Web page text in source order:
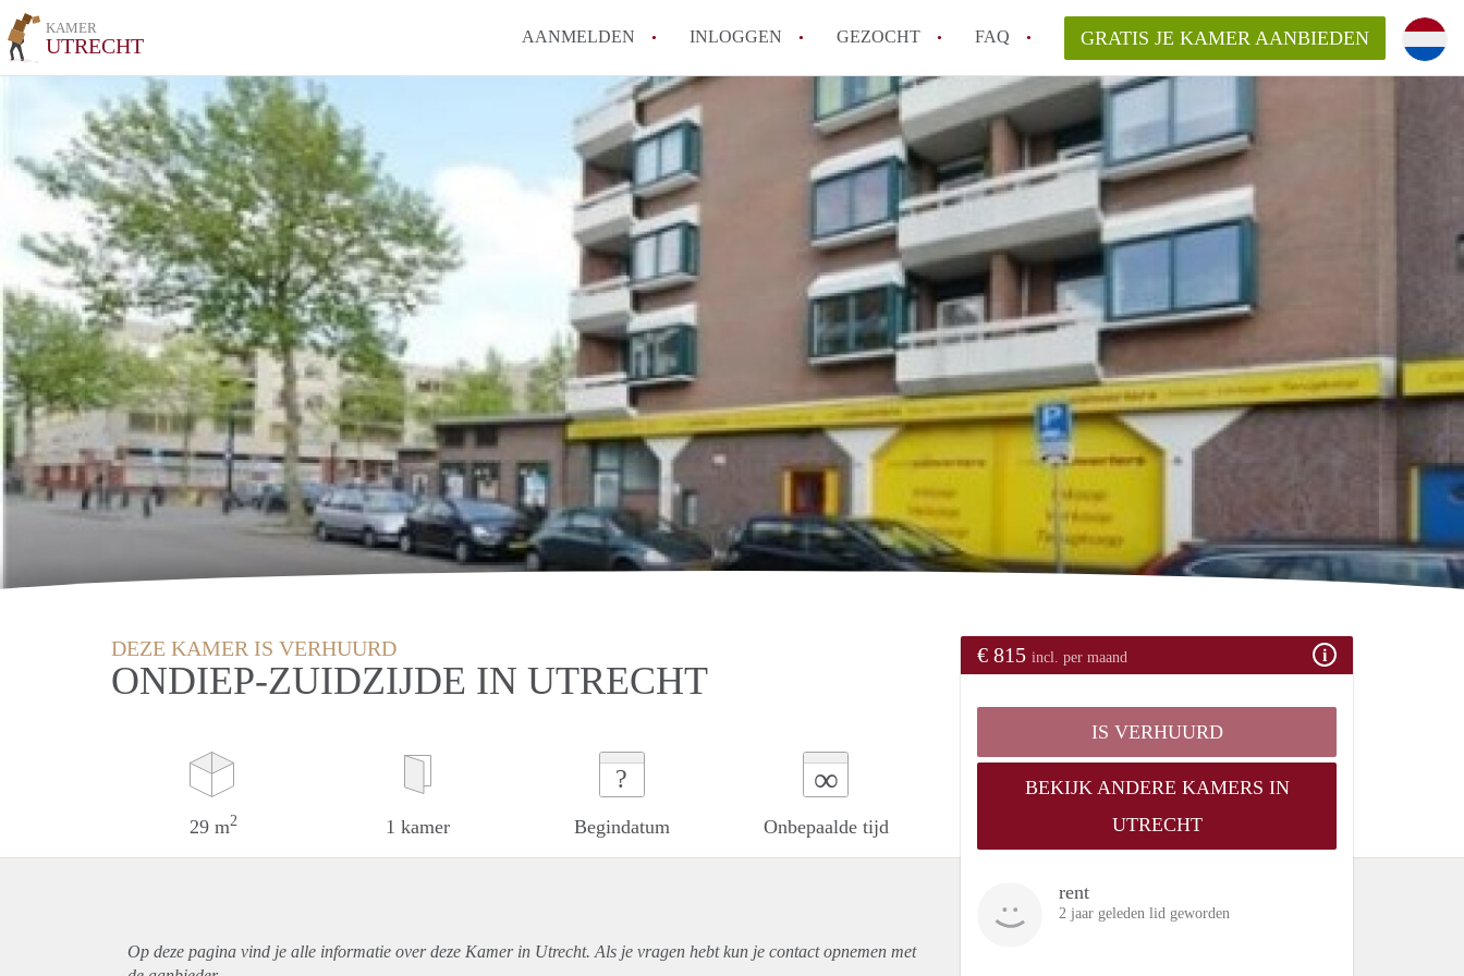
KAMER
UTRECHT AANMELDEN INLOGGEN GEZOCHT FAQ
Hoe vind ik snel een kamer in Utrecht?
Hoe moeilijk is het om een kamer te vinden in Utrecht?
Tips: om in Utrecht een kamer te vinden!
Hoe werkt Kamers Utrecht
How to translate KamersUtrecht!
Alle veelgestelde vragen
GRATIS JE KAMER AANBIEDEN
DEZE KAMER IS VERHUURD
ONDIEP-ZUIDZIJDE IN UTRECHT
29 m2 1 kamer
?
Begindatum
∞
Onbepaalde tijd
€ 815 incl. per maand
IS VERHUURD
BEKIJK ANDERE KAMERS IN
UTRECHT
rent
2 jaar geleden lid geworden
Op deze pagina vind je alle informatie over deze Kamer in Utrecht. Als je vragen hebt kun je contact opnemen met